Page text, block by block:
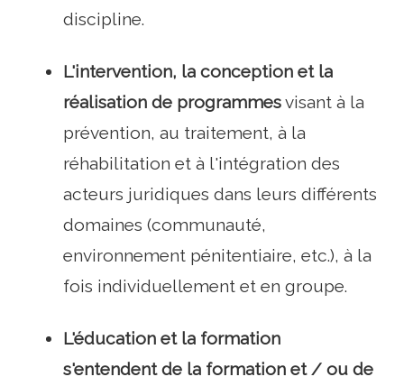
discipline.
L'intervention, la conception et la
réalisation de programmesvisant à la
prévention, au traitement, à la
réhabilitation et à l'intégration des
acteurs juridiques dans leurs différents
domaines (communauté,
environnement pénitentiaire, etc.), à la
fois individuellement et en groupe.
L'éducation et la formation
s'entendent de la formation et / ou de